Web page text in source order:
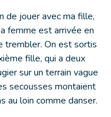
de jouer avec ma fille,
femme est arrivée en
trembler. On est sortis
fille, qui a deux
sur un terrain vague
secousses montaient
au loin comme danser.